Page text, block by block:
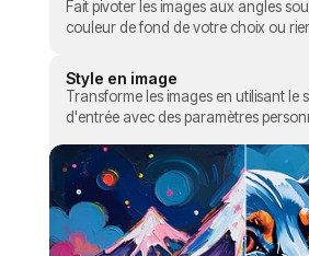
Fait pivoter les images aux angles
couleur de fond de votre choix ou
Style en image
Transforme les images en utilisant le
d'entrée avec des paramètres